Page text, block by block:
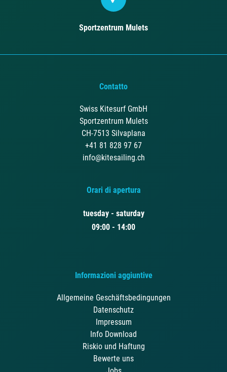
Sportzentrum Mulets
Contatto
Swiss Kitesurf GmbH
Sportzentrum Mulets
CH-7513 Silvaplana
+41 81 828 97 67
info@kitesailing.ch
Orari di apertura
tuesday - saturday
09:00 - 14:00
Informazioni aggiuntive
Allgemeine Geschäftsbedingungen
Datenschutz
Impressum
Info Download
Riskio und Haftung
Bewerte uns